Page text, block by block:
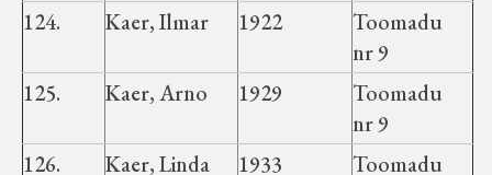
124.
Kaer, Ilmar 1922
Toomadu
nr 9
125.
Kaer, Arno 1929
Toomadu
nr 9
126.
Kaer, Linda 1933
Toomadu